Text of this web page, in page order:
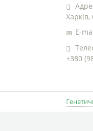
E-
+380